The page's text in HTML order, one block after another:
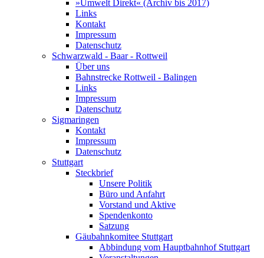
»Umwelt Direkt« (Archiv bis 2017)
Links
Kontakt
Impressum
Datenschutz
Schwarzwald - Baar - Rottweil
Über uns
Bahnstrecke Rottweil - Balingen
Links
Impressum
Datenschutz
Sigmaringen
Kontakt
Impressum
Datenschutz
Stuttgart
Steckbrief
Unsere Politik
Büro und Anfahrt
Vorstand und Aktive
Spendenkonto
Satzung
Gäubahnkomitee Stuttgart
Abbindung vom Hauptbahnhof Stuttgart